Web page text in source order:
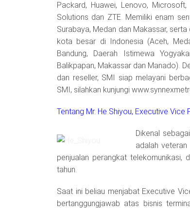
Packard, Huawei, Lenovo,
Solutions dan ZTE. Memiliki enam
Surabaya, Medan dan Makassar,
kota besar di Indonesia (Aceh,
Bandung, Daerah Istimewa
Balikpapan, Makassar dan Manado).
dan reseller, SMI siap melayani
SMI, silahkan kunjungi
Tentang Mr. He Shiyou, Executive Vice
Dikenal
adalah
penjualan perangkat telekomunikasi,
tahun.
Saat ini beliau menjabat Executive
bertanggungjawab atas bisnis